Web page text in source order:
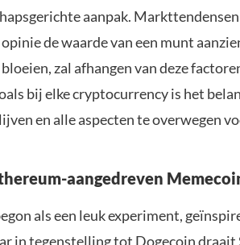
aanpak.
de waarde van een munt
zal afhangen van deze
bij elke cryptocurrency is het
en alle aspecten te overwegen
aangedreven
als een leuk experiment,
in tegenstelling tot Dogecoin draait